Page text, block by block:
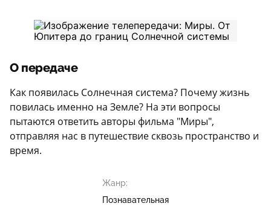
О передаче
Как появилась Солнечная система? Почему жизнь
повилась именно на Земле? На эти вопросы
пытаются ответить авторы фильма "Миры",
отправляя нас в путешествие сквозь пространство и
время.
Жанр:
Познавательная